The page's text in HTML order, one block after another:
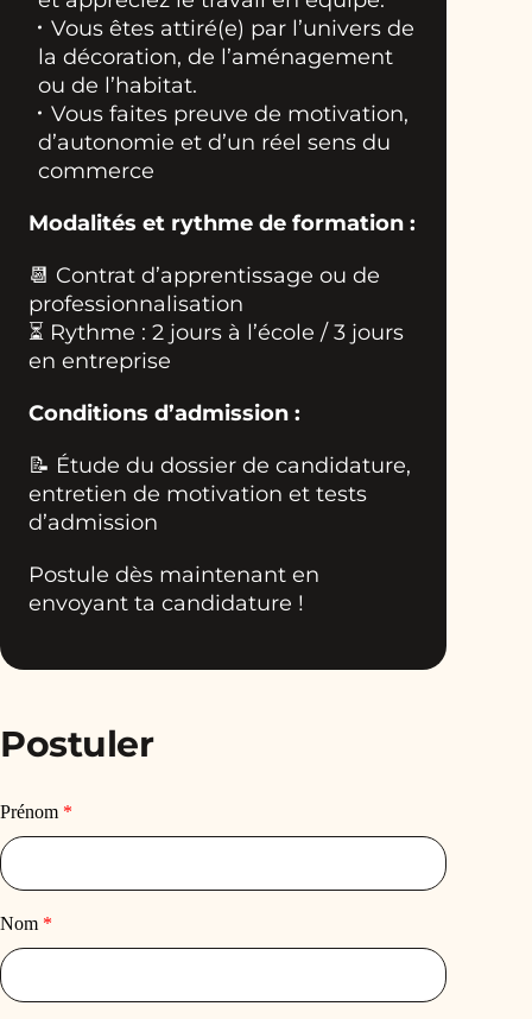
Vous êtes attiré(e) par l’univers de
la décoration, de l’aménagement
ou de l’habitat.
Vous faites preuve de motivation,
d’autonomie et d’un réel sens du
commerce
Modalités et rythme de formation :
📆 Contrat d’apprentissage ou de
professionnalisation
⏳ Rythme : 2 jours à l’école / 3 jours
en entreprise
Conditions d’admission :
📝 Étude du dossier de candidature,
entretien de motivation et tests
d’admission
Postule dès maintenant en
envoyant ta candidature !
Postuler